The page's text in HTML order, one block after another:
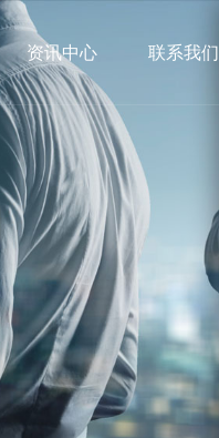
资讯中心 联系我们